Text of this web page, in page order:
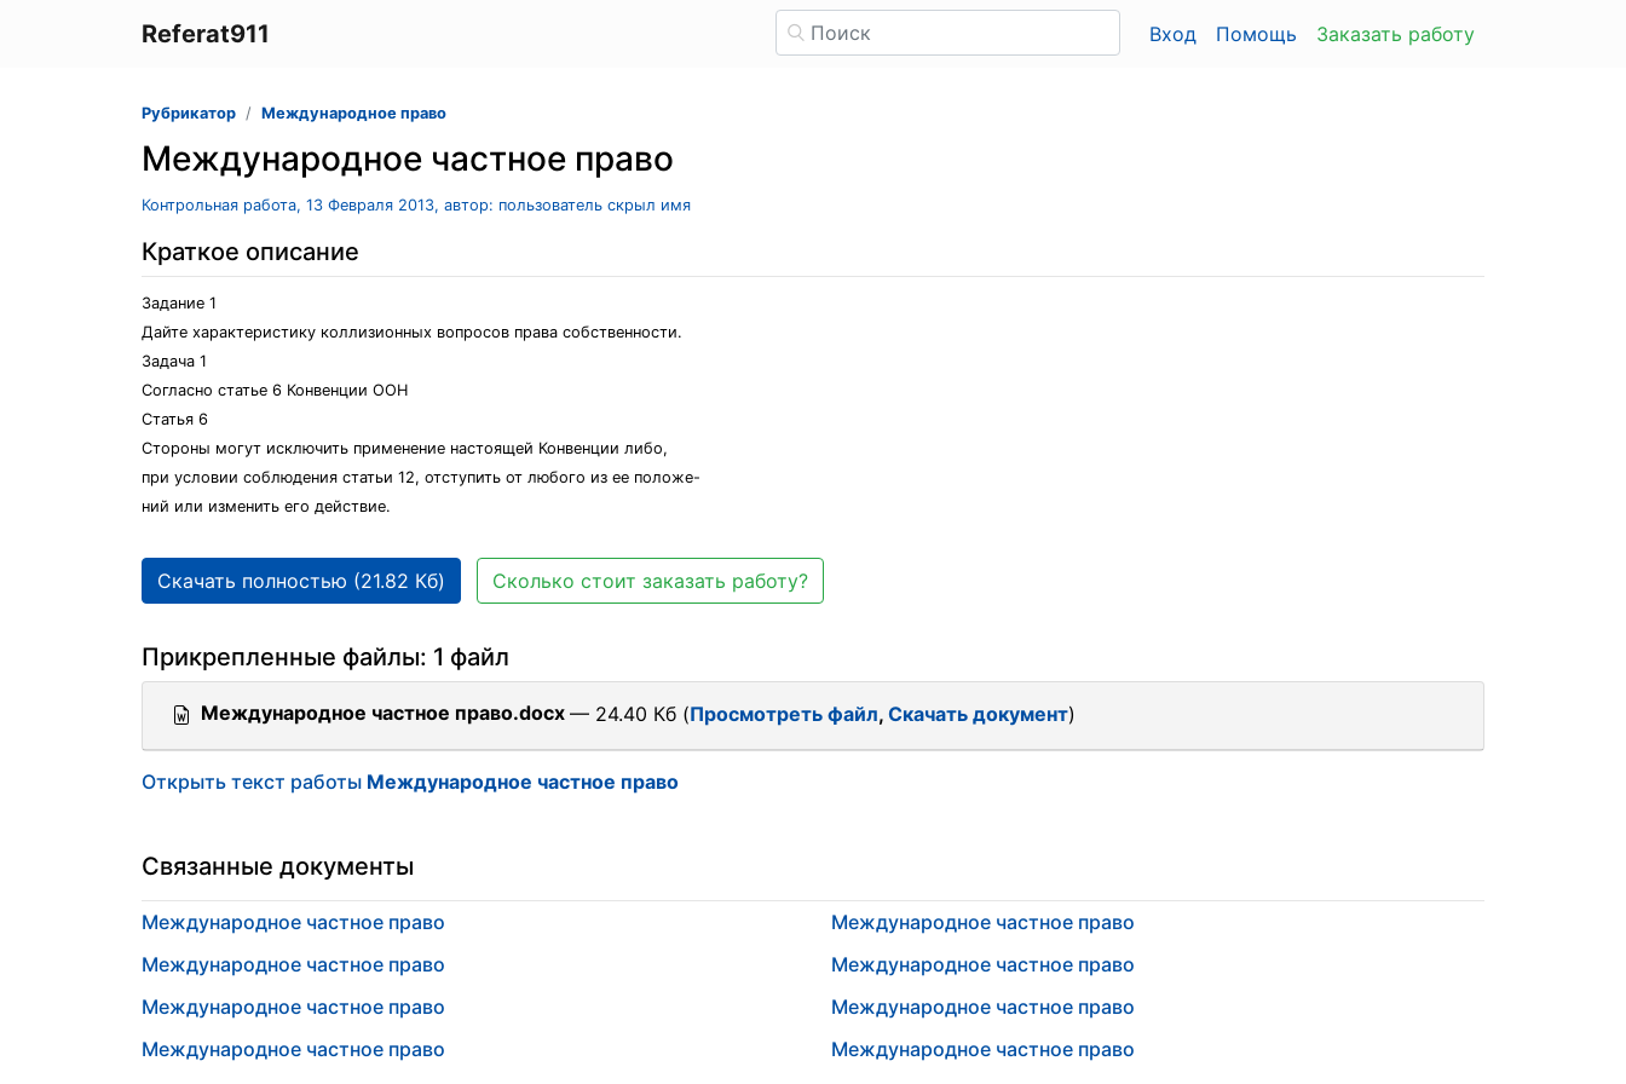
Referat911 Вход Помощь Заказать работу
Рубрикатор Международное право
Международное частное право
Контрольная работа, 13 Февраля 2013, автор: пользователь скрыл имя
Краткое описание
Задание 1
Дайте характеристику коллизионных вопросов права собственности.
Задача 1
Согласно статье 6 Конвенции ООН
Статья 6
Стороны могут исключить применение настоящей Конвенции либо,
при условии соблюдения статьи 12, отступить от любого из ее положе-
ний или изменить его действие.
Скачать полностью (21.82 Кб) Сколько стоит заказать работу?
Прикрепленные файлы: 1 файл
Международное частное право.docx — 24.40 Кб (Просмотреть файл, Скачать документ)
Открыть текст работы Международное частное право
Связанные документы
Международное частное право
Международное частное право
Международное частное право
Международное частное право
Международное частное право
Международное частное право
Международное частное право
Международное частное право